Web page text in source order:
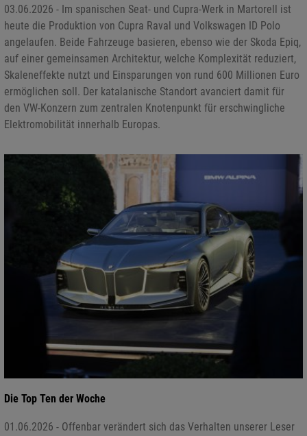
03.06.2026 - Im spanischen Seat- und Cupra-Werk in Martorell ist
heute die Produktion von Cupra Raval und Volkswagen ID Polo
angelaufen. Beide Fahrzeuge basieren, ebenso wie der Skoda Epiq,
auf einer gemeinsamen Architektur, welche Komplexität reduziert,
Skaleneffekte nutzt und Einsparungen von rund 600 Millionen Euro
ermöglichen soll. Der katalanische Standort avanciert damit für
den VW-Konzern zum zentralen Knotenpunkt für erschwingliche
Elektromobilität innerhalb Europas.
Die Top Ten der Woche
01.06.2026 - Offenbar verändert sich das Verhalten unserer Leser